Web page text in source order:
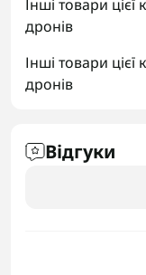
Інші товари цієї
дронів
Інші товари цієї
дронів
Відгуки